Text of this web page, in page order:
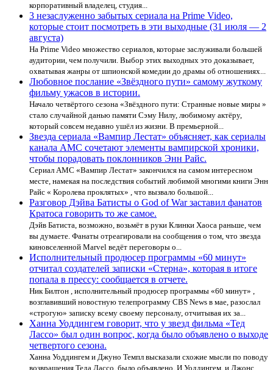
корпоративный владелец, студия...
3 незаслуженно забытых сериала на Prime Video,
которые стоит посмотреть в эти выходные (31 июля — 2
августа)
На Prime Video множество сериалов, которые заслуживали большей
аудитории, чем получили. Выбор этих выходных это доказывает,
охватывая жанры от шпионской комедии до драмы об отношениях...
Любовное послание «Звёздного пути» самому жуткому
фильму ужасов в истории.
Начало четвёртого сезона «Звёздного пути: Странные новые миры »
стало случайной данью памяти Сэму Нилу, любимому актёру,
который совсем недавно ушёл из жизни. В премьерной...
Звезда сериала «Вампир Лестат» объясняет, как сериалы
канала AMC сочетают элементы вампирской хроники,
чтобы порадовать поклонников Энн Райс.
Сериал AMC «Вампир Лестат» закончился на самом интересном
месте, намекая на последствия событий любимой многими книги Энн
Райс « Королева проклятых» , что вызвало большой...
Разговор Дэйва Батисты о God of War заставил фанатов
Кратоса говорить то же самое.
Дэйв Батиста, возможно, возьмёт в руки Клинки Хаоса раньше, чем
вы думаете. Фанаты отреагировали на сообщения о том, что звезда
киновселенной Marvel ведёт переговоры о...
Исполнительный продюсер программы «60 минут»
отчитал создателей записки «Стерна», которая в итоге
попала в прессу: сообщается в отчете.
Ник Билтон , исполнительный продюсер программы «60 минут» ,
возглавивший новостную телепрограмму CBS News в мае, разослал
«строгую» записку всему своему персоналу, отчитывая их за...
Ханна Уоддингем говорит, что у звезд фильма «Тед
Лассо» был один вопрос, когда было объявлено о выходе
четвертого сезона.
Ханна Уоддингем и Джуно Темпл высказали схожие мысли по поводу
возвращения Теда Лассо. было объявлено. И Уоддингем, и Джонс